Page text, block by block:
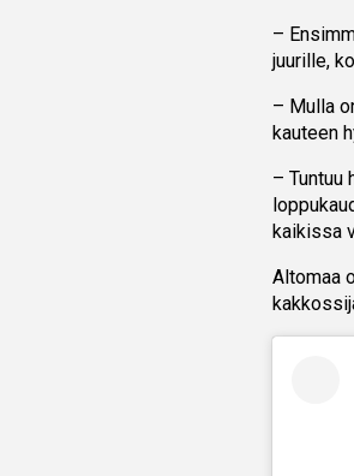
–
juurille,
– Mulla
kauteen
– Tuntuu
kaikissa
Altomaa